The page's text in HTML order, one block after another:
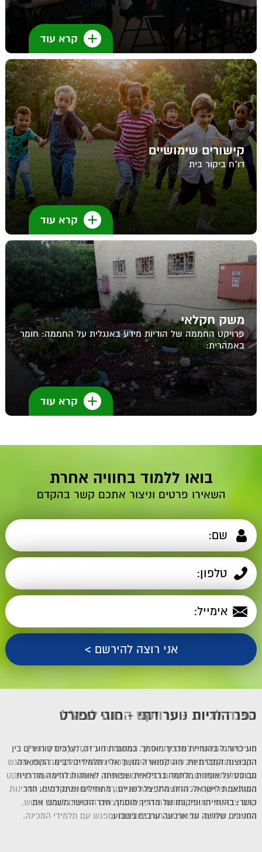
קרא עוד
קישורים שימושיים
דו"ח ביקור בית
קרא עוד
משק חקלאי
פרויקט החממה של הודיות מידע באנגלית על החממה: חומר
באמהרית:
קרא עוד
בואו ללמוד בחוויה אחרת
השאירו פרטים וניצור אתכם קשר בהקדם
הכנה לגיוס - פרויקט הכנה לצה"ל
פעילויות המיועדת לשכבות יא' יב' המועברות ע"י מד"ן (מדריך נוער).
החניכים מקבלים מידע הרלוונטי להם, הכנה מנטאלית לקראת גיוס, מפגש
עם בעלי תפקידים, ביקורים בבסיסים צבאיים, יציאה לגדנ"ע ועוד. פרויקט
מעגלים: פרויקט הכנה לצה"ל, מטרתו לעודד את החניכים להגיע למכינות
קדם צבאיות דתיות. במסגרת הפעילות יוצאים החניכים לערבי גיבוש,
מסעות , טיולים, מפגשי שבתות בישיבות ומפגש עם תלמידי המכינה.